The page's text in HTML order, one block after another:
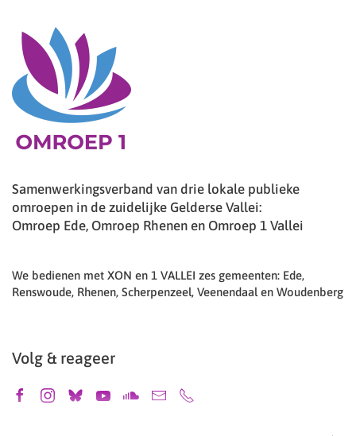
Samenwerkingsverband van drie lokale publieke
omroepen in de zuidelijke Gelderse Vallei:
Omroep Ede, Omroep Rhenen en Omroep 1 Vallei
We bedienen met XON en 1 VALLEI zes gemeenten: Ede,
Renswoude, Rhenen, Scherpenzeel, Veenendaal en Woudenberg
Volg & reageer